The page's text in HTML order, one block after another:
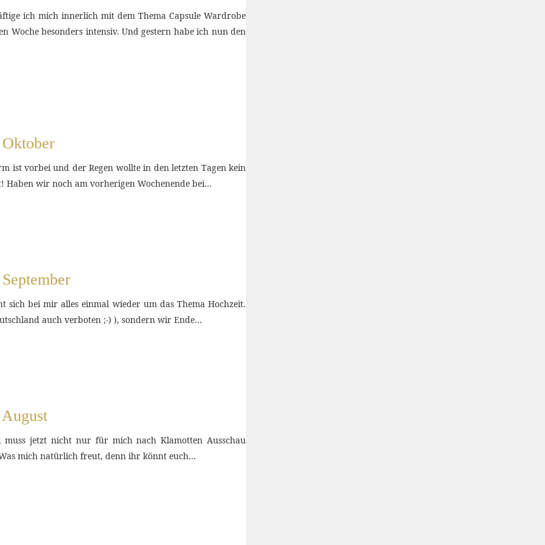
ich mich innerlich mit dem Thema Capsule Wardrobe
Woche besonders intensiv. Und gestern habe ich nun den
ist vorbei und der Regen wollte in den letzten Tagen kein
Haben wir noch am vorherigen Wochenende bei…
sich bei mir alles einmal wieder um das Thema Hochzeit.
auch verboten ;-) ), sondern wir Ende…
jetzt nicht nur für mich nach Klamotten Ausschau
mich natürlich freut, denn ihr könnt euch…